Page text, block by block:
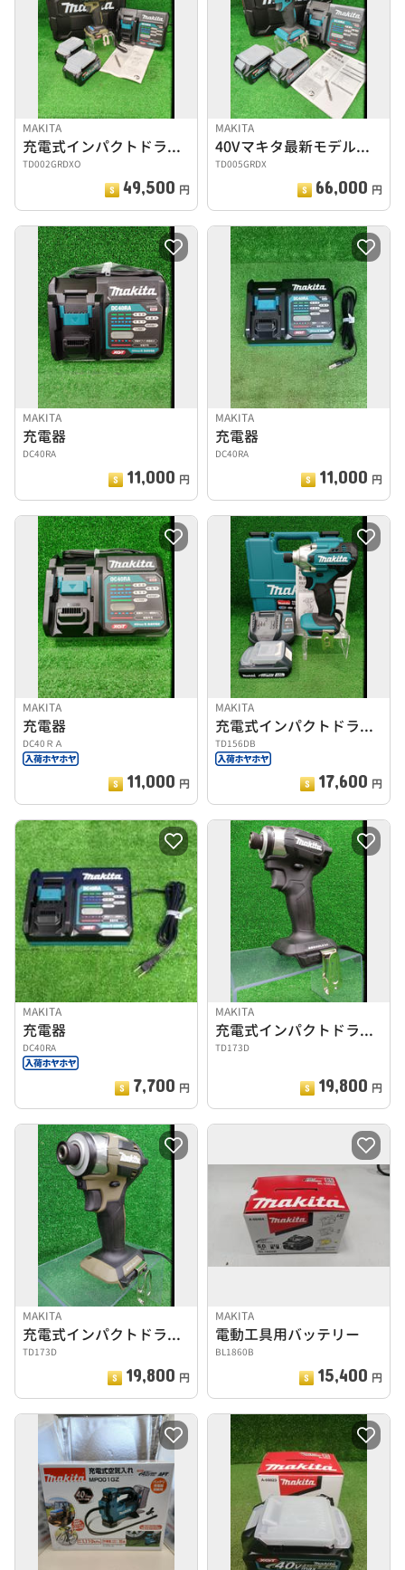
MAKITA
充電式インパクトドライバ
TD002GRDXO
49,500 円
MAKITA
40Vマキタ最新モデル☆彡
TD005GRDX
66,000 円
MAKITA
充電器
DC40RA
11,000 円
MAKITA
充電器
DC40RA
11,000 円
MAKITA
充電器
DC40ＲＡ
11,000 円
MAKITA
充電式インパクトドライバ
TD156DB
17,600 円
MAKITA
充電器
DC40RA
7,700 円
MAKITA
充電式インパクトドライバ
TD173D
19,800 円
MAKITA
充電式インパクトドライバ
TD173D
19,800 円
MAKITA
電動工具用バッテリー
BL1860B
15,400 円